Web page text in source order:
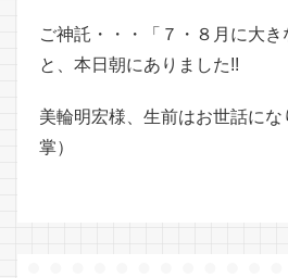
ご神託・・・「７・８月に大き
と、本日朝にありました!!
美輪明宏様、生前はお世話に
掌）